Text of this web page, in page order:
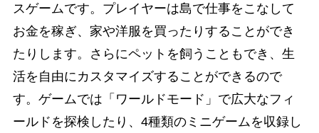
スゲームです。プレイヤーは島で仕事をこなして
お金を稼ぎ、家や洋服を買ったりすることができ
たりします。さらにペットを飼うこともでき、生
活を自由にカスタマイズすることができるので
す。ゲームでは「ワールドモード」で広大なフィ
ールドを探検したり、4種類のミニゲームを収録し